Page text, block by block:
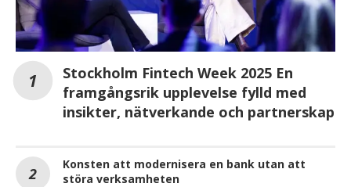
Stockholm Fintech Week 2025 En
framgångsrik upplevelse fylld med
insikter, nätverkande och partnerskap
Konsten att modernisera en bank utan att
störa verksamheten